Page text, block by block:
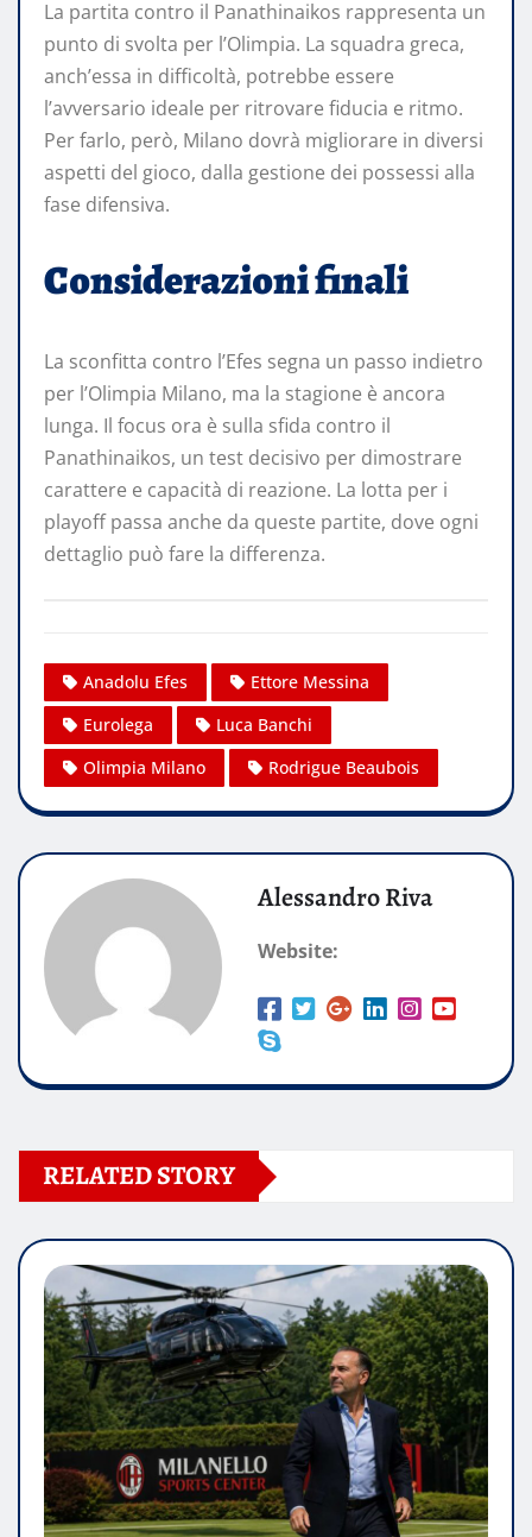
La partita contro il Panathinaikos rappresenta un
punto di svolta per l’Olimpia. La squadra greca,
anch’essa in difficoltà, potrebbe essere
l’avversario ideale per ritrovare fiducia e ritmo.
Per farlo, però, Milano dovrà migliorare in diversi
aspetti del gioco, dalla gestione dei possessi alla
fase difensiva.
Considerazioni finali
La sconfitta contro l’Efes segna un passo indietro
per l’Olimpia Milano, ma la stagione è ancora
lunga. Il focus ora è sulla sfida contro il
Panathinaikos, un test decisivo per dimostrare
carattere e capacità di reazione. La lotta per i
playoff passa anche da queste partite, dove ogni
dettaglio può fare la differenza.
Anadolu Efes
Ettore Messina
Eurolega
Luca Banchi
Olimpia Milano
Rodrigue Beaubois
Alessandro Riva
Website:
RELATED STORY